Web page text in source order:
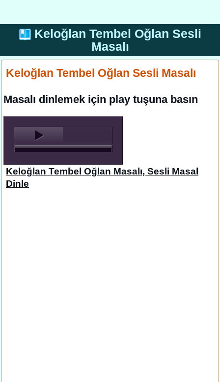
Keloğlan Tembel Oğlan Sesli
Masalı
Keloğlan Tembel Oğlan Sesli Masalı
Masalı dinlemek için play tuşuna basın
Keloğlan Tembel Oğlan Masalı, Sesli Masal
Dinle